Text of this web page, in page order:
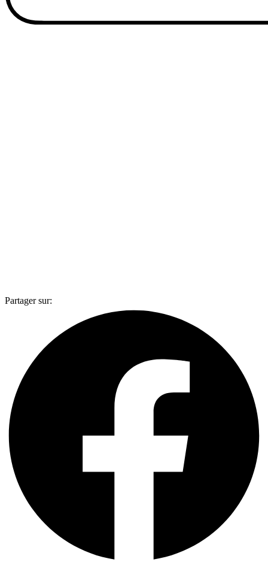
Partager sur: